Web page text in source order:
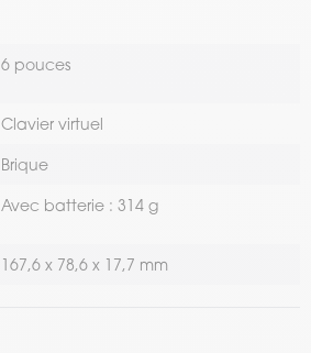
6 pouces
Clavier virtuel
Brique
Avec batterie : 314 g
167,6 x 78,6 x 17,7 mm